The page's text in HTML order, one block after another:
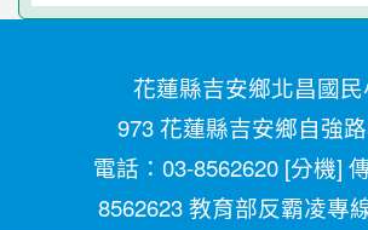
花蓮縣吉安鄉北昌國
973 花蓮縣吉安鄉自強
電話：03-8562620 [分機]
8562623 教育部反霸凌專